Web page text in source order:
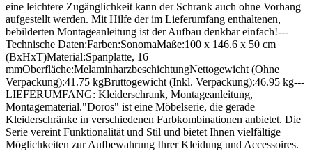
eine leichtere Zugänglichkeit kann der Schrank auch ohne Vorhang
aufgestellt werden. Mit Hilfe der im Lieferumfang enthaltenen,
bebilderten Montageanleitung ist der Aufbau denkbar einfach!---
Technische Daten:Farben:SonomaMaße:100 x 146.6 x 50 cm
(BxHxT)Material:Spanplatte, 16
mmOberfläche:MelaminharzbeschichtungNettogewicht (Ohne
Verpackung):41.75 kgBruttogewicht (Inkl. Verpackung):46.95 kg---
LIEFERUMFANG: Kleiderschrank, Montageanleitung,
Montagematerial."Doros" ist eine Möbelserie, die gerade
Kleiderschränke in verschiedenen Farbkombinationen anbietet. Die
Serie vereint Funktionalität und Stil und bietet Ihnen vielfältige
Möglichkeiten zur Aufbewahrung Ihrer Kleidung und Accessoires.